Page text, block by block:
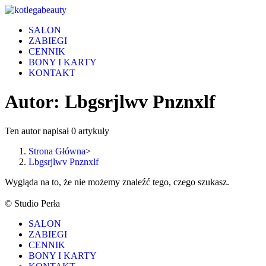
Skip
contentSALON
ZABIEGI
CENNIK
BONY I KARTY
KONTAKT
Autor: Lbgsrjlwv Pnznxlf
Ten autor napisał 0 artykuły
Strona Główna>
Lbgsrjlwv Pnznxlf
Wygląda na to, że nie możemy znaleźć tego, czego szukasz.
© Studio Perła
SALON
ZABIEGI
CENNIK
BONY I KARTY